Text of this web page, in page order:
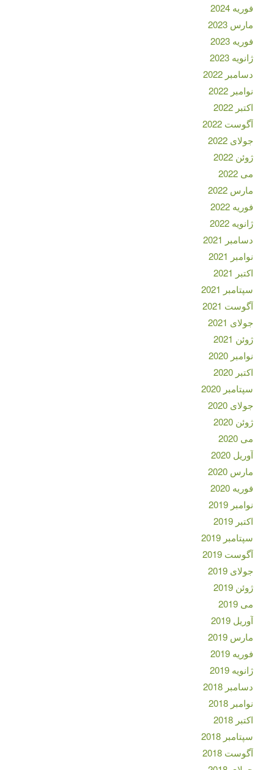
فوریه 2024
مارس 2023
فوریه 2023
ژانویه 2023
دسامبر 2022
نوامبر 2022
اکتبر 2022
آگوست 2022
جولای 2022
ژوئن 2022
می 2022
مارس 2022
فوریه 2022
ژانویه 2022
دسامبر 2021
نوامبر 2021
اکتبر 2021
سپتامبر 2021
آگوست 2021
جولای 2021
ژوئن 2021
نوامبر 2020
اکتبر 2020
سپتامبر 2020
جولای 2020
ژوئن 2020
می 2020
آوریل 2020
مارس 2020
فوریه 2020
نوامبر 2019
اکتبر 2019
سپتامبر 2019
آگوست 2019
جولای 2019
ژوئن 2019
می 2019
آوریل 2019
مارس 2019
فوریه 2019
ژانویه 2019
دسامبر 2018
نوامبر 2018
اکتبر 2018
سپتامبر 2018
آگوست 2018